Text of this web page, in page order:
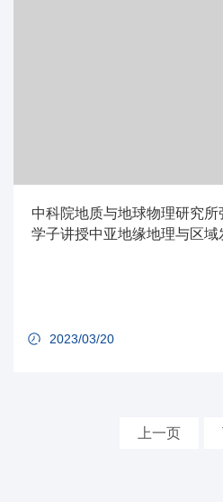
中科院地质与地球物理研究
学子讲授中亚地缘地理与区域
2023/03/20
上一页